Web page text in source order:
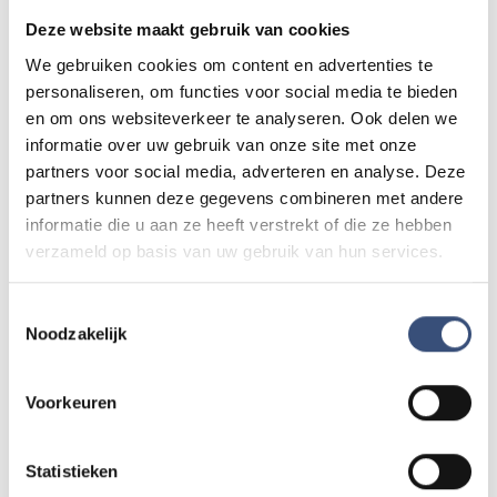
Deze website maakt gebruik van cookies
We gebruiken cookies om content en advertenties te
personaliseren, om functies voor social media te bieden
en om ons websiteverkeer te analyseren. Ook delen we
informatie over uw gebruik van onze site met onze
partners voor social media, adverteren en analyse. Deze
partners kunnen deze gegevens combineren met andere
informatie die u aan ze heeft verstrekt of die ze hebben
verzameld op basis van uw gebruik van hun services.
Noodzakelijk
Voorkeuren
Statistieken
redactie@omroeparchipel.nl. We kijken er graag naar.
Andere events
ZA
8
Matinee-concert in Dorpskerk
📍Ouddorp 🕐11:00
11
AUG.
Magic Summer show met Steven Kazàn